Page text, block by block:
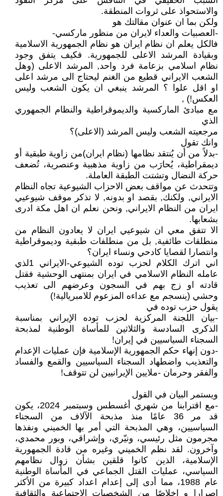
والاستحواذ على ثروات المنطقة.
ولكن بما ان عنوان مقالتك هو
-العصبيات والعداء لايران من منظور ماركسي-
فالكل يعلم ان نظام ايران هو نظام الجمهورية الاسلامية
وبقيادة المرشد الاعلى للجمهورية. فكيف يتفق وجود
نظام اسلامي بزعامة فرد واحد, المرشد الاعلى (وهل
الشعب الايراني قطيع من الغنم ليحتاج الى مرشد اعلى
او اقل علوا ؟ المرشد ينبغي ان يكون الشعب وليس
العكس!) ,
مع مبادئ الماركسية والديموقراطية والنظام الجمهوري
الذي
مرجعيته الشعب وليس المرشد (الاعلى)؟
وانك تقول
-بدلاً من أن يُنتقد نظامها (نظام ايران)من زاوية طبقية أو
ديمقراطية، يُحارَب من زاوية مذهبية وعنصرية، تُضعف
حركة النضال وتشتت الطبقة العاملة.
وتتحدث عن مواقف بعض الاحزاب الشيوعية تجاه النظام
الايراني, ولكنك, بقصد او بدونه, لا تذكر موقف شيوعيي
ايران من النظام الايراني, ونحن نعلم ان اهل مكة ادرى
بشعابها.
الا تتفق معي ان شيوعيي ايران لا يعادون النظام من
منطلقات طائفية, بل من منطلفات طبقية وديموقراطية
وانتصارا لقصايا كادحي ونساء ايران؟
اني اترك الكلام لحزب توده الشيوعي-الايراني 1لذي
عامله النظام الاسلامي في ايران بمنتهى الوحشية فقتل
قادته او زج بهم في السجون وعرضهم الى تعذيب
وحشي (ينسجم مع عداءه المزعوم للامبريالية!)
يقول حزب توده في
-بيان اللجنة المركزية لحزب توده الإيراني بمناسبة
الذكرى السادسة والثلاثين للمأساة الوطنية لمذبحة
السجناء السياسيين في إيران!
-دون إنهاء حكم الجمهورية الإسلامية فإن عمليات الإعدام
والتعذيب واضطهاد السجناء السياسيين والقمع والفساد
والفقر وحرمان -ملايين الإيرانيين لن تتوقف!
ويستمر البيان في القول
-مع اقترابنا من شهري أغسطس وسبتمبر 2024، يكون
قد مر 36 عامًا منذ مذبحة الآلاف من السجناء
السياسيين، وهي المذبحة التي أمر بها الخميني ونفذها
مجرمون مثل رئيسي، ونيّري، وإشراقي، وبور محمدي،
وآخرون. لقد نظم الخميني وغيره من قادة الجمهورية
الإسلامية، الذين كانوا قلقين بشأن زوال نظامهم
السياسي، عمليات القتل الجماعي في المأساة الوطنية
عام 1988، مما أدى إلى إعدام اعداد كبيرة من الأكثر
اصرارا و إخلاصًا من الشخصيات الاجتماعية والثقافية